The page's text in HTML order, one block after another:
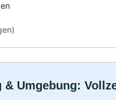
& Umgebung: